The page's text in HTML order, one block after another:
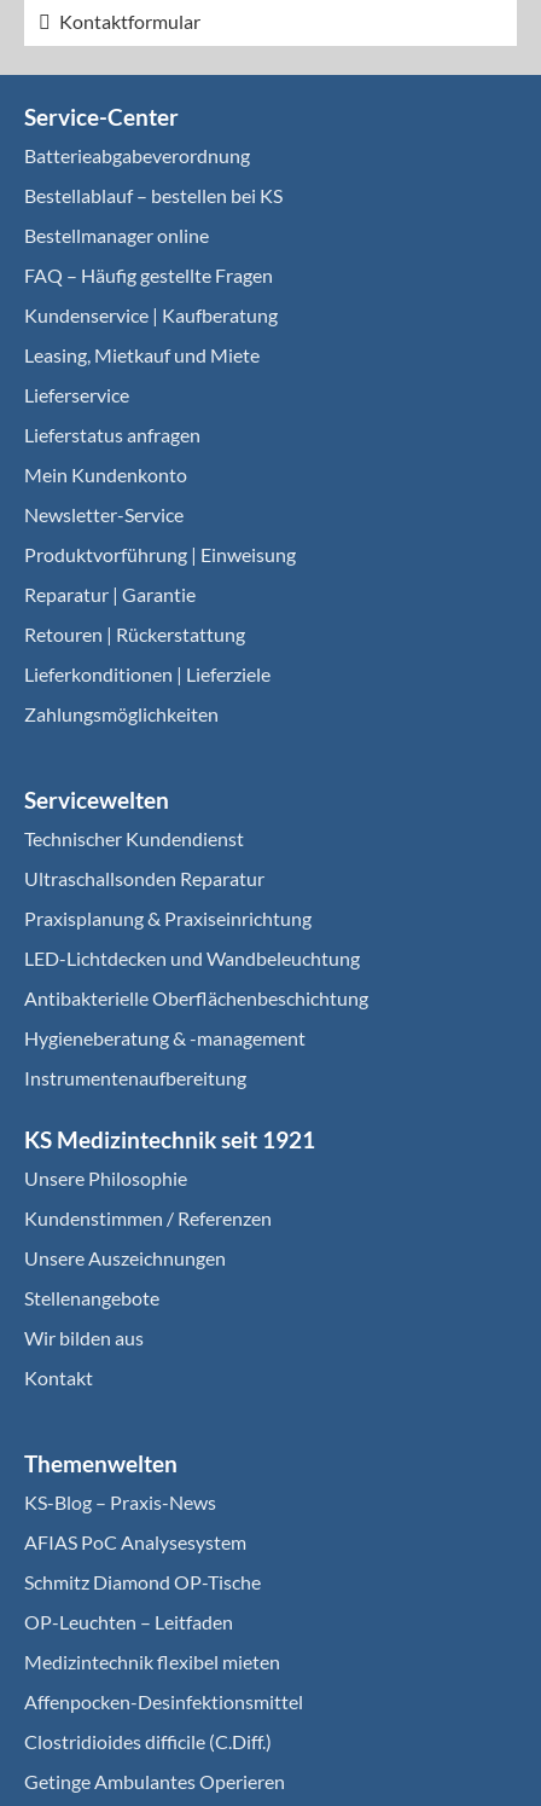
Kontaktformular
Service-Center
Batterieabgabeverordnung
Bestellablauf – bestellen bei KS
Bestellmanager online
FAQ – Häufig gestellte Fragen
Kundenservice | Kaufberatung
Leasing, Mietkauf und Miete
Lieferservice
Lieferstatus anfragen
Mein Kundenkonto
Newsletter-Service
Produktvorführung | Einweisung
Reparatur | Garantie
Retouren | Rückerstattung
Lieferkonditionen | Lieferziele
Zahlungsmöglichkeiten
Servicewelten
Technischer Kundendienst
Ultraschallsonden Reparatur
Praxisplanung & Praxiseinrichtung
LED-Lichtdecken und Wandbeleuchtung
Antibakterielle Oberflächenbeschichtung
Hygieneberatung & -management
Instrumentenaufbereitung
KS Medizintechnik seit 1921
Unsere Philosophie
Kundenstimmen / Referenzen
Unsere Auszeichnungen
Stellenangebote
Wir bilden aus
Kontakt
Themenwelten
KS-Blog – Praxis-News
AFIAS PoC Analysesystem
Schmitz Diamond OP-Tische
OP-Leuchten – Leitfaden
Medizintechnik flexibel mieten
Affenpocken-Desinfektionsmittel
Clostridioides difficile (C.Diff.)
Getinge Ambulantes Operieren